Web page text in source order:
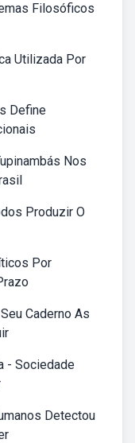
Filosóficos
Utilizada Por
Define
Nos
Produzir O
Por
Caderno As
- Sociedade
Detectou